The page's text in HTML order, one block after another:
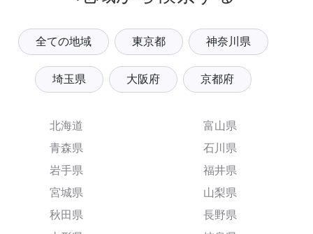
全ての地域 東京都 神奈川県
埼玉県 大阪府 京都府
北海道
青森県
岩手県
宮城県
秋田県
富山県
石川県
福井県
山梨県
長野県